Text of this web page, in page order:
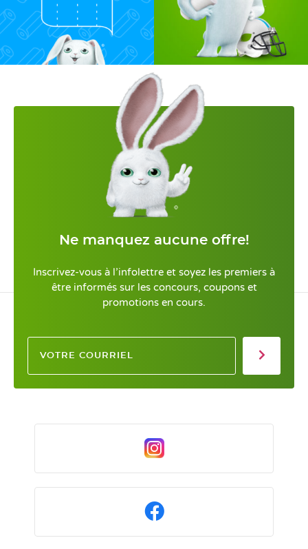
Ne manquez aucune offre!
Inscrivez-vous à l’infolettre et soyez les premiers à
être informés sur les concours, coupons et
promotions en cours.